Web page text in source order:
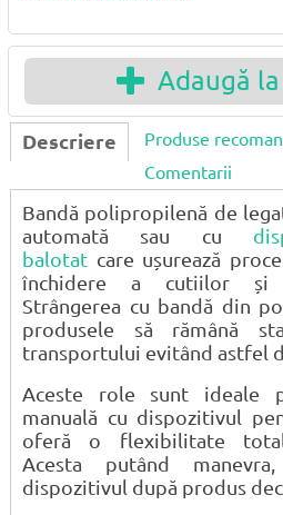
Adaugă
Descriere
Produse
Comentarii
Bandă polipropilenă de
automată sau cu
balotat care ușurează
închidere a cutiilor și
Strângerea cu bandă din
produsele să rămână
transportului evitând astfel
Aceste role sunt ideale
manuală cu dispozitivul
oferă o flexibilitate
Acesta putând
dispozitivul după produs